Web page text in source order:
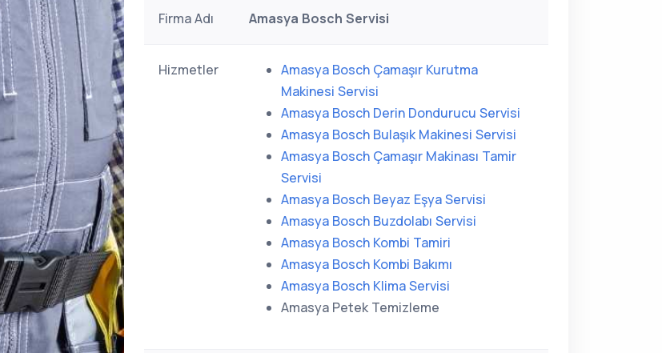
Firma Adı Amasya Bosch Servisi
Hizmetler
Amasya Bosch Çamaşır Kurutma
Makinesi Servisi
Amasya Bosch Derin Dondurucu Servisi
Amasya Bosch Bulaşık Makinesi Servisi
Amasya Bosch Çamaşır Makinası Tamir
Servisi
Amasya Bosch Beyaz Eşya Servisi
Amasya Bosch Buzdolabı Servisi
Amasya Bosch Kombi Tamiri
Amasya Bosch Kombi Bakımı
Amasya Bosch Klima Servisi
Amasya Petek Temizleme